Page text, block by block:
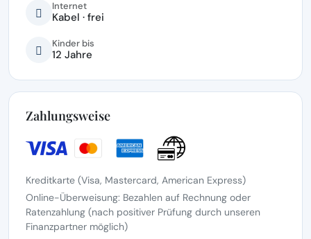
Internet
Kabel · frei
Kinder bis
12 Jahre
Zahlungsweise
Kreditkarte (Visa, Mastercard, American Express)
Online-Überweisung: Bezahlen auf Rechnung oder
Ratenzahlung (nach positiver Prüfung durch unseren
Finanzpartner möglich)